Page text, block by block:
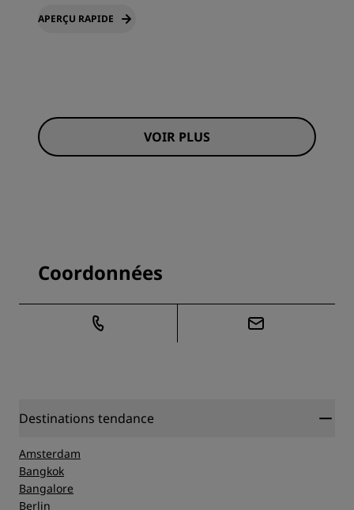
APERÇU RAPIDE
VOIR PLUS
Coordonnées
Destinations tendance
Amsterdam
Bangkok
Bangalore
Berlin